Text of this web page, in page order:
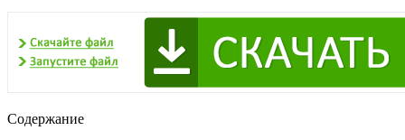
Содержание